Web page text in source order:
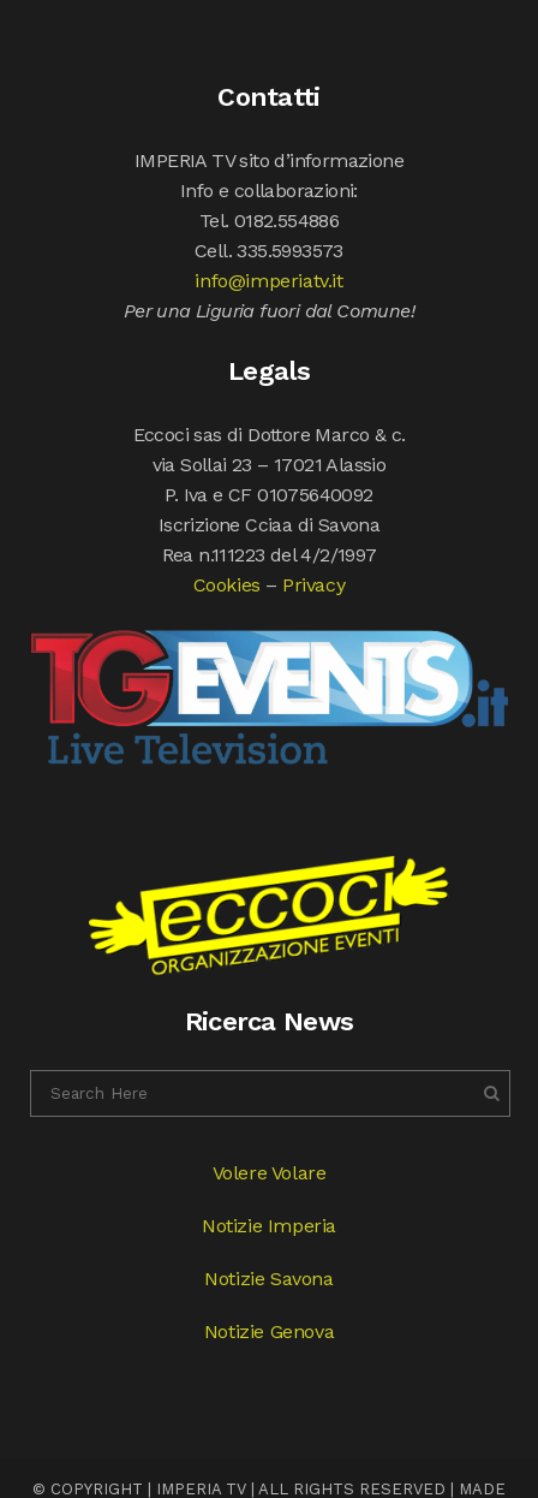
Contatti
IMPERIA TV sito d’informazione
Info e collaborazioni:
Tel. 0182.554886
Cell. 335.5993573
info@imperiatv.it
Per una Liguria fuori dal Comune!
Legals
Eccoci sas di Dottore Marco & c.
via Sollai 23 – 17021 Alassio
P. Iva e CF 01075640092
Iscrizione Cciaa di Savona
Rea n.111223 del 4/2/1997
Cookies – Privacy
Ricerca News
Volere Volare
Notizie Imperia
Notizie Savona
Notizie Genova
© COPYRIGHT | IMPERIA TV | ALL RIGHTS RESERVED | MADE